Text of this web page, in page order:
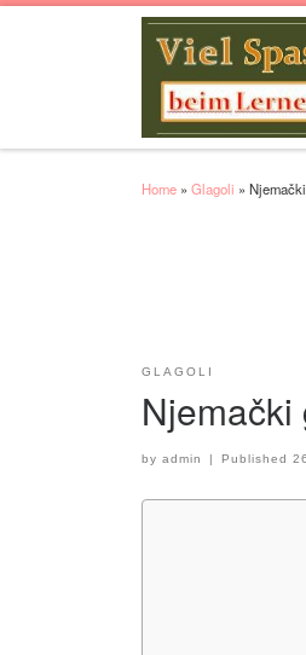
Home » Glagoli »
GLAGOLI
by admin | Published